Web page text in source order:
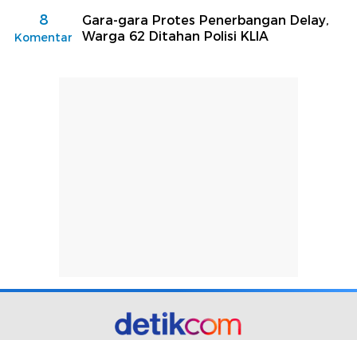
8
Komentar
Gara-gara Protes Penerbangan Delay,
Warga 62 Ditahan Polisi KLIA